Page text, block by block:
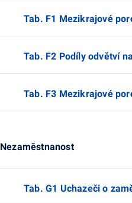
Tab. F1 Mezikrajové
Tab. F2 Podíly odvětví
Tab. F3 Mezikrajové
Nezaměstnanost
Tab. G1 Uchazeči o